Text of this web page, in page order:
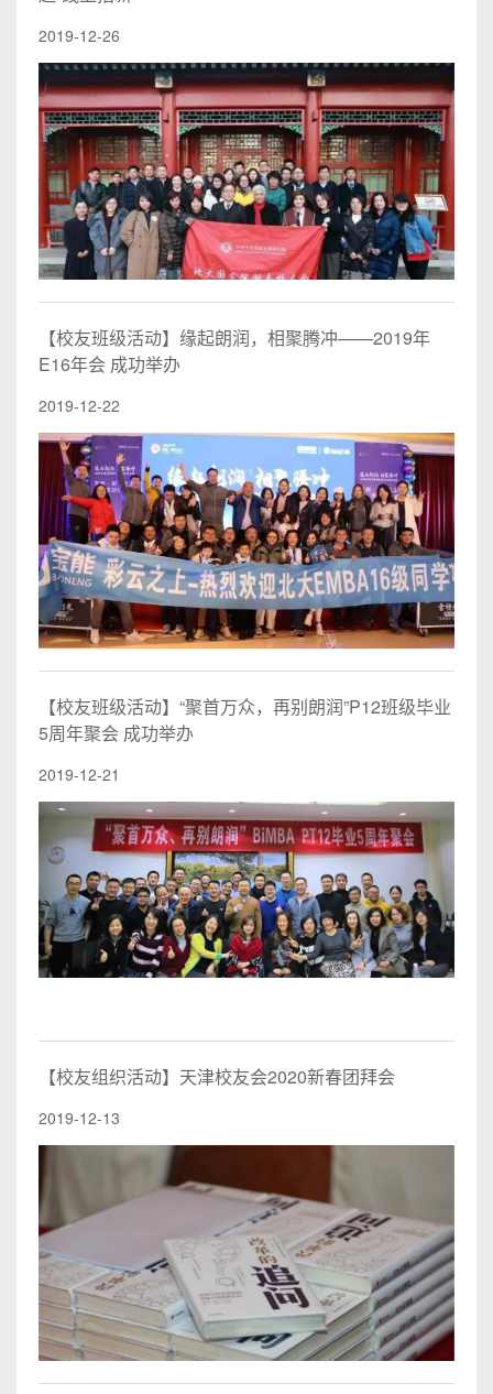
2019-12-26
【校友班级活动】缘起朗润，相聚腾冲——2019年
E16年会 成功举办
2019-12-22
【校友班级活动】“聚首万众，再别朗润”P12班级毕业
5周年聚会 成功举办
2019-12-21
【校友组织活动】天津校友会2020新春团拜会
2019-12-13